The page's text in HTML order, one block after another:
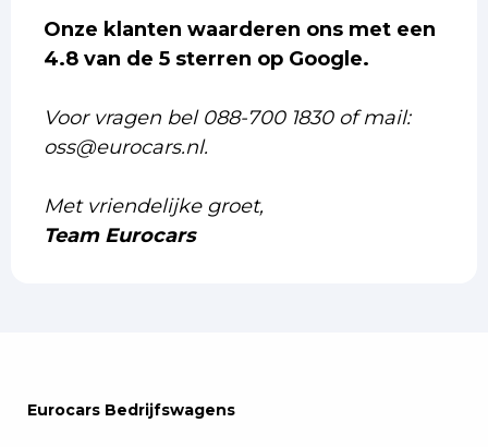
Onze klanten waarderen ons met een
4.8 van de 5 sterren op Google.
Voor vragen bel 088-700 1830 of mail:
oss@eurocars.nl.
Met vriendelijke groet,
Team Eurocars
Eurocars Bedrijfswagens